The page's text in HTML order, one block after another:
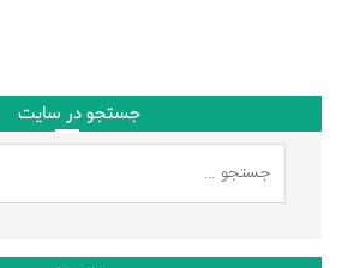
جستجو در سایت